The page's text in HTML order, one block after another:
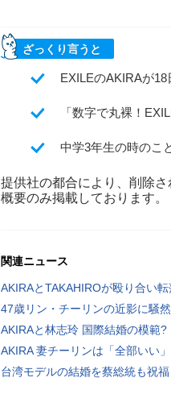
ざっくり言うと
EXILEのAKIRAが
「数字で丸裸！
中学3年生の時のこ
提供社の都合により、削除さ
概要のみ掲載しております。
関連ニュース
AKIRAとTAKAHIROが殴り合い転
47歳リン・チーリンの近影に騒然
AKIRAと林志玲 国際結婚の模範?
AKIRA 妻チーリンは「全部いい」
台湾モデルの結婚を蔡総統も祝福